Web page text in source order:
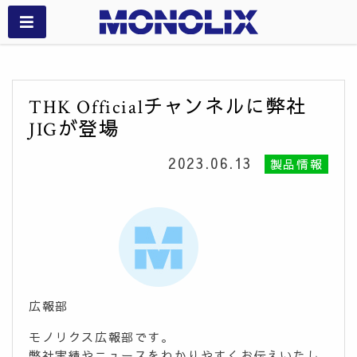
THK Officialチャンネルに弊社
JIGが登場
2023.06.13 製品情報
広報部
モノリクス広報部です。